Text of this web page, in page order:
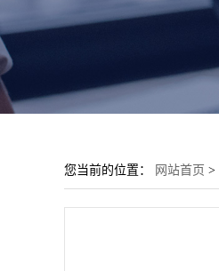
您当前的位置： 网站首页 >